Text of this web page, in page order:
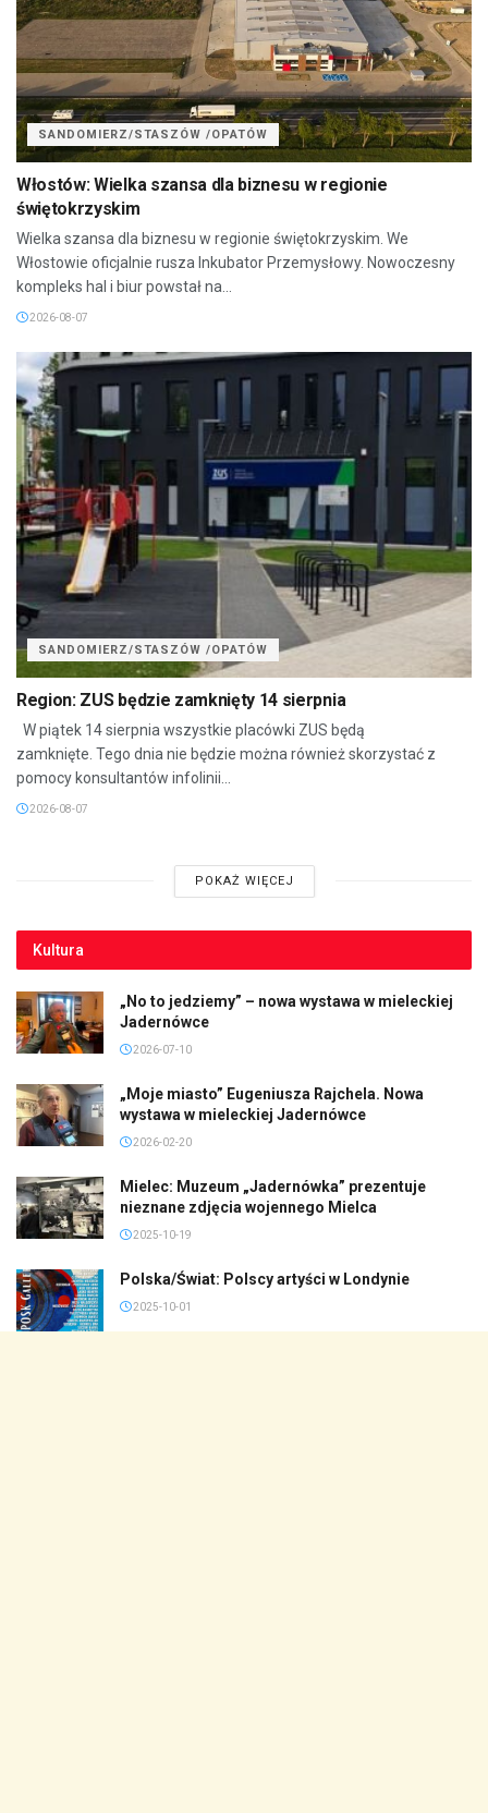
SANDOMIERZ/STASZÓW /OPATÓW
Włostów: Wielka szansa dla biznesu w regionie
świętokrzyskim
Wielka szansa dla biznesu w regionie świętokrzyskim. We
Włostowie oficjalnie rusza Inkubator Przemysłowy. Nowoczesny
kompleks hal i biur powstał na...
2026-08-07
SANDOMIERZ/STASZÓW /OPATÓW
Region: ZUS będzie zamknięty 14 sierpnia
W piątek 14 sierpnia wszystkie placówki ZUS będą
zamknięte. Tego dnia nie będzie można również skorzystać z
pomocy konsultantów infolinii...
2026-08-07
POKAŻ WIĘCEJ
Kultura
„No to jedziemy” – nowa wystawa w mieleckiej
Jadernówce
2026-07-10
„Moje miasto” Eugeniusza Rajchela. Nowa
wystawa w mieleckiej Jadernówce
2026-02-20
Mielec: Muzeum „Jadernówka” prezentuje
nieznane zdjęcia wojennego Mielca
2025-10-19
Polska/Świat: Polscy artyści w Londynie
2025-10-01